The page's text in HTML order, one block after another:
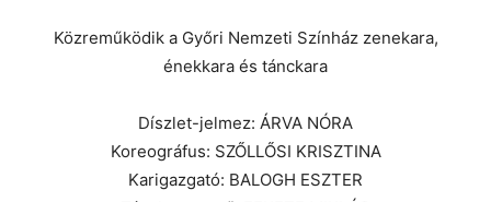
Közreműködik a Győri Nemzeti Színház zenekara,
énekkara és tánckara
Díszlet-jelmez: ÁRVA NÓRA
Koreográfus: SZŐLLŐSI KRISZTINA
Karigazgató: BALOGH ESZTER